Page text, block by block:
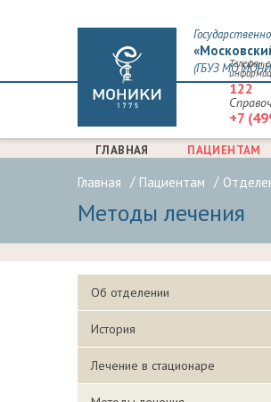
(ГБУЗ МОТелефон
122
+7
ГЛАВНАЯ ПАЦИЕНТАМ
Главная Пациентам
Методы лечения
Об отделении
История
Лечение в стационаре